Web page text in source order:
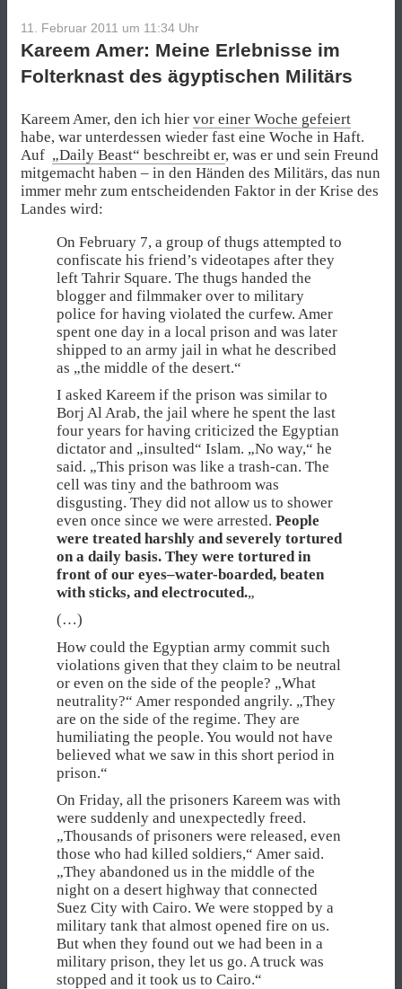
11. Februar 2011 um 11:34 Uhr
Kareem Amer: Meine Erlebnisse im
Folterknast des ägyptischen Militärs
Kareem Amer, den ich hier vor einer Woche gefeiert
habe, war unterdessen wieder fast eine Woche in Haft.
Auf „Daily Beast“ beschreibt er, was er und sein Freund
mitgemacht haben – in den Händen des Militärs, das nun
immer mehr zum entscheidenden Faktor in der Krise des
Landes wird:
On February 7, a group of thugs attempted to
confiscate his friend’s videotapes after they
left Tahrir Square. The thugs handed the
blogger and filmmaker over to military
police for having violated the curfew. Amer
spent one day in a local prison and was later
shipped to an army jail in what he described
as „the middle of the desert.“
I asked Kareem if the prison was similar to
Borj Al Arab, the jail where he spent the last
four years for having criticized the Egyptian
dictator and „insulted“ Islam. „No way,“ he
said. „This prison was like a trash-can. The
cell was tiny and the bathroom was
disgusting. They did not allow us to shower
even once since we were arrested. People
were treated harshly and severely tortured
on a daily basis. They were tortured in
front of our eyes–water-boarded, beaten
with sticks, and electrocuted.„
(…)
How could the Egyptian army commit such
violations given that they claim to be neutral
or even on the side of the people? „What
neutrality?“ Amer responded angrily. „They
are on the side of the regime. They are
humiliating the people. You would not have
believed what we saw in this short period in
prison.“
On Friday, all the prisoners Kareem was with
were suddenly and unexpectedly freed.
„Thousands of prisoners were released, even
those who had killed soldiers,“ Amer said.
„They abandoned us in the middle of the
night on a desert highway that connected
Suez City with Cairo. We were stopped by a
military tank that almost opened fire on us.
But when they found out we had been in a
military prison, they let us go. A truck was
stopped and it took us to Cairo.“